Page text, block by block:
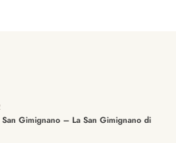
Gimignano – La San Gimignano di